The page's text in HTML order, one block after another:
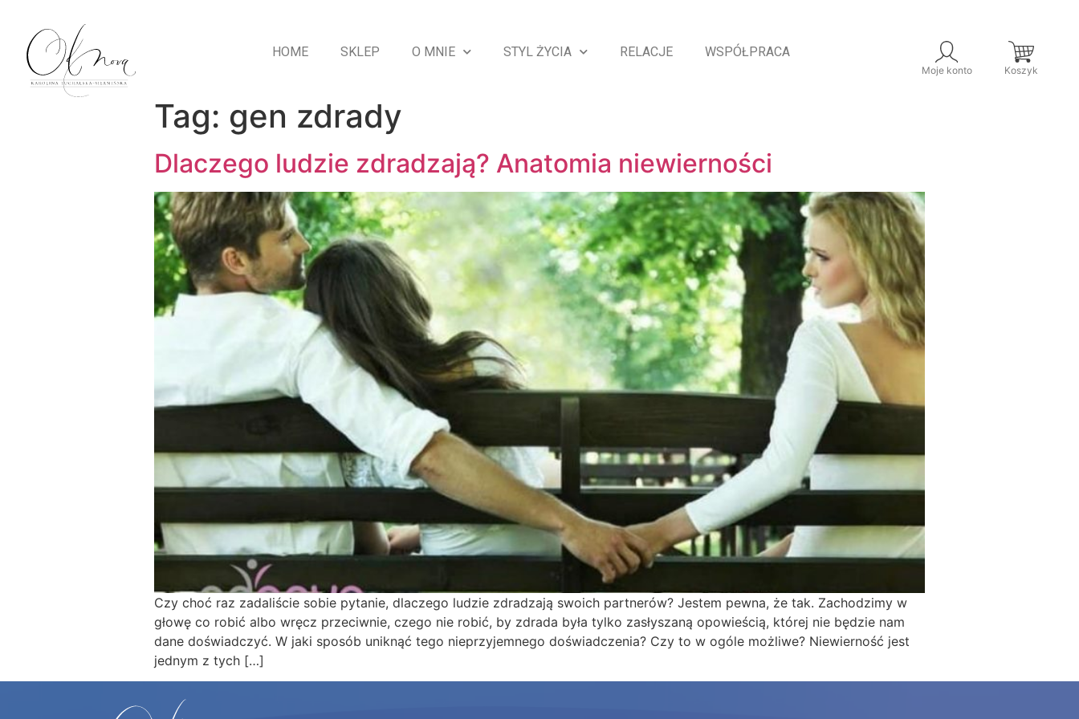
HOME SKLEP O MNIE STYL ŻYCIA RELACJE WSPÓŁPRACA
Moje konto Koszyk
Tag: gen zdrady
Dlaczego ludzie zdradzają? Anatomia niewierności
Czy choć raz zadaliście sobie pytanie, dlaczego ludzie zdradzają swoich partnerów? Jestem pewna, że tak. Zachodzimy w
głowę co robić albo wręcz przeciwnie, czego nie robić, by zdrada była tylko zasłyszaną opowieścią, której nie będzie nam
dane doświadczyć. W jaki sposób uniknąć tego nieprzyjemnego doświadczenia? Czy to w ogóle możliwe? Niewierność jest
jednym z tych […]